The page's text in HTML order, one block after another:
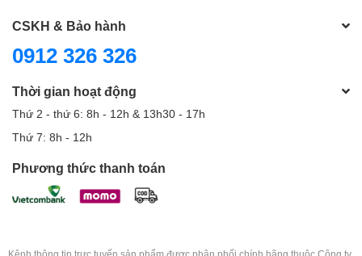
CSKH & Bảo hành
0912 326 326
Thời gian hoạt động
Thứ 2 - thứ 6: 8h - 12h & 13h30 - 17h
Thứ 7: 8h - 12h
Phương thức thanh toán